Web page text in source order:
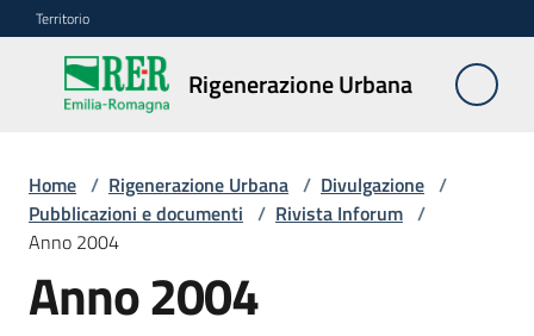
Vai al contenuto
Vai alla navigazione
Vai al footer
Territorio
Rigenerazione Urbana
Rigenerazione
Urbana
Misure
e
Home / Rigenerazione Urbana / Divulgazione /
Pubblicazioni e documenti / Rivista Inforum /
Anno 2004
Anno 2004